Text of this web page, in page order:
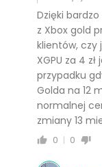
Dzięki
z Xbox gold
klientów, czy
XGPU za 4
przypadku
Golda na 12
normalnej
zmiany 13
0 0